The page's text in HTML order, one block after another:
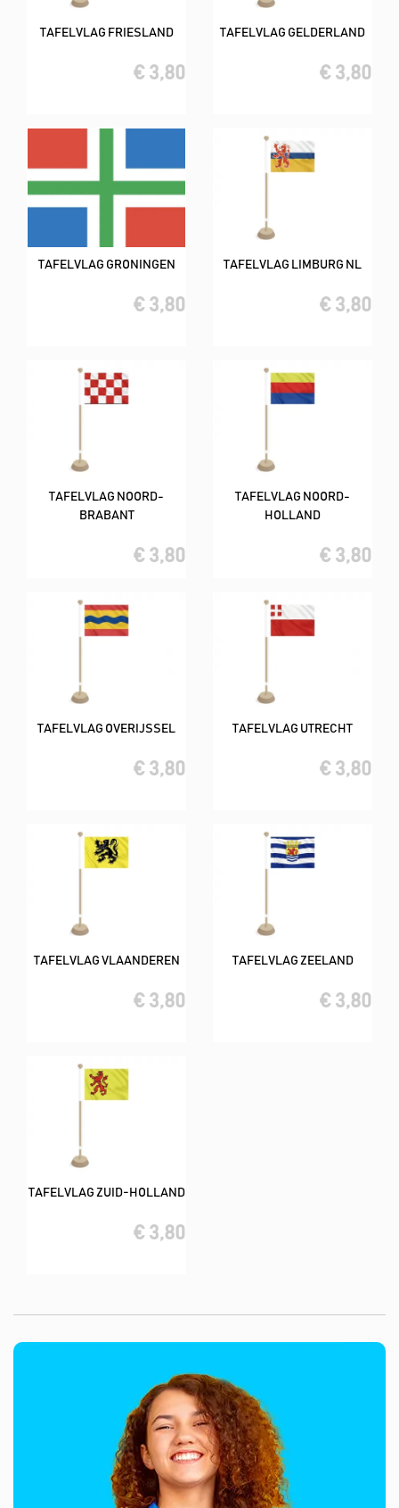
TAFELVLAG FRIESLAND
€ 3,80
TAFELVLAG GELDERLAND
€ 3,80
TAFELVLAG GRONINGEN
€ 3,80
TAFELVLAG LIMBURG NL
€ 3,80
TAFELVLAG NOORD-
BRABANT
€ 3,80
TAFELVLAG NOORD-
HOLLAND
€ 3,80
TAFELVLAG OVERIJSSEL
€ 3,80
TAFELVLAG UTRECHT
€ 3,80
TAFELVLAG VLAANDEREN
€ 3,80
TAFELVLAG ZEELAND
€ 3,80
TAFELVLAG ZUID-HOLLAND
€ 3,80